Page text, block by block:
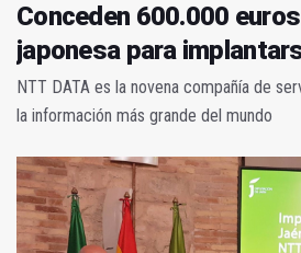
Conceden 600.000
japonesa para
NTT DATA es la novena compañía de
la información más grande del mundo